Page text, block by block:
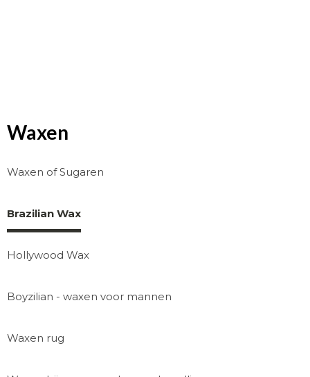
Waxen
Waxen of Sugaren
Brazilian Wax
Hollywood Wax
Boyzilian - waxen voor mannen
Waxen rug